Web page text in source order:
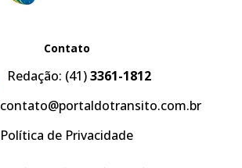
Contato
Redação: (41)3361-1812
contato@portaldotransito.com.br
Política de Privacidade